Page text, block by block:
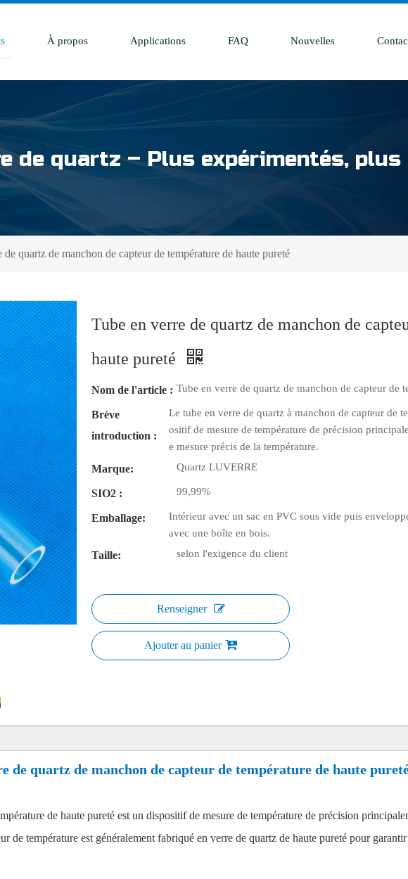
À propos Applications FAQ Nouvelles
de quartz – Plus expérimentés,
de quartz de manchon de capteur de température de haute pureté
Tube en verre de quartz de manchon de
haute pureté
Nom de l'article : Tube en verre de quartz de manchon de capteur de
Brève
introduction :
Le tube en verre de quartz à manchon de capteur de
ositif de mesure de température de précision
e mesure précis de la température.
Marque: Quartz LUVERRE
SIO2 : 99,99%
Emballage:
Intérieur avec un sac en PVC sous vide puis
avec une boîte en bois.
Taille: selon l'exigence du client
Renseigner
Ajouter au panier
de quartz de manchon de capteur de température de haute
de haute pureté est un dispositif de mesure de température de précision
de température est généralement fabriqué en verre de quartz de haute pureté pour